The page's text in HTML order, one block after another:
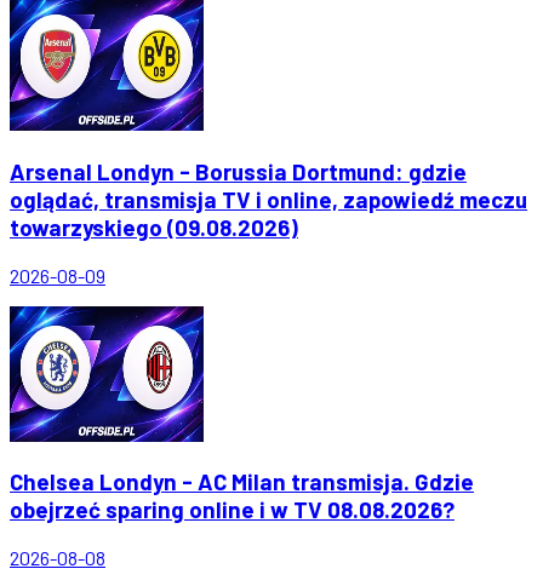
Arsenal Londyn - Borussia Dortmund: gdzie
oglądać, transmisja TV i online, zapowiedź meczu
towarzyskiego (09.08.2026)
2026-08-09
Chelsea Londyn - AC Milan transmisja. Gdzie
obejrzeć sparing online i w TV 08.08.2026?
2026-08-08